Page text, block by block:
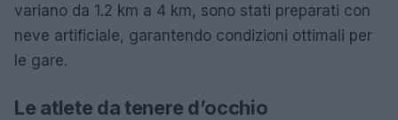
variano da 1.2 km a 4 km, sono stati preparati con
neve artificiale, garantendo condizioni ottimali per
le gare.
Le atlete da tenere d’occhio